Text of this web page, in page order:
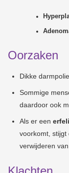
Oorzaken
Dikke
Sommige
daardoor ook
Als er een
voorkomt, stijgt
verwijderen